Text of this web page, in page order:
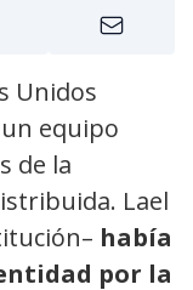
Unidos
equipo
de la
Lael
había
por la